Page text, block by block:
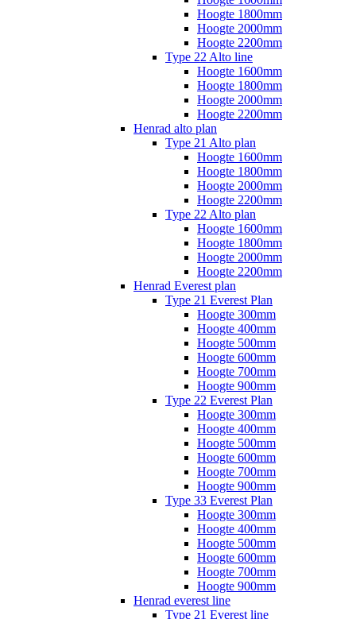
Hoogte 1800mm
Hoogte 2000mm
Hoogte 2200mm
Type 22 Alto line
Hoogte 1600mm
Hoogte 1800mm
Hoogte 2000mm
Hoogte 2200mm
Henrad alto plan
Type 21 Alto plan
Hoogte 1600mm
Hoogte 1800mm
Hoogte 2000mm
Hoogte 2200mm
Type 22 Alto plan
Hoogte 1600mm
Hoogte 1800mm
Hoogte 2000mm
Hoogte 2200mm
Henrad Everest plan
Type 21 Everest Plan
Hoogte 300mm
Hoogte 400mm
Hoogte 500mm
Hoogte 600mm
Hoogte 700mm
Hoogte 900mm
Type 22 Everest Plan
Hoogte 300mm
Hoogte 400mm
Hoogte 500mm
Hoogte 600mm
Hoogte 700mm
Hoogte 900mm
Type 33 Everest Plan
Hoogte 300mm
Hoogte 400mm
Hoogte 500mm
Hoogte 600mm
Hoogte 700mm
Hoogte 900mm
Henrad everest line
Type 21 Everest line